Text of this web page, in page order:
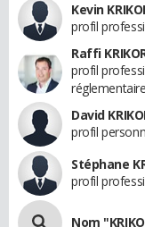
Kevin
profil
Raffi
profil
réglementaire
David
profil
Stéphane
profil
Nom